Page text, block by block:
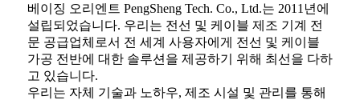
베이징 오리엔트 PengSheng Tech. Co., Ltd.는 2011년에
설립되었습니다. 우리는 전선 및 케이블 제조 기계 전
문 공급업체로서 전 세계 사용자에게 전선 및 케이블
가공 전반에 대한 솔루션을 제공하기 위해 최선을 다하
고 있습니다.
우리는 자체 기술과 노하우, 제조 시설 및 관리를 통해